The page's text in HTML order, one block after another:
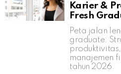
Karier &
Fresh
Peta jalan
graduate:
manajemen
tahun 2026.